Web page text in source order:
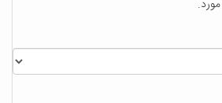
مورد.